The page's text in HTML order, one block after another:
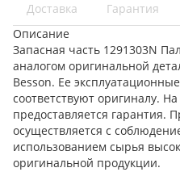
Доставка
Гарантия
Описание
Запасная часть 1291303N
аналогом оригинальной
Besson. Ее
соответствуют оригиналу.
предоставляется гарантия.
осуществляется с
использованием сырья
оригинальной продукции.